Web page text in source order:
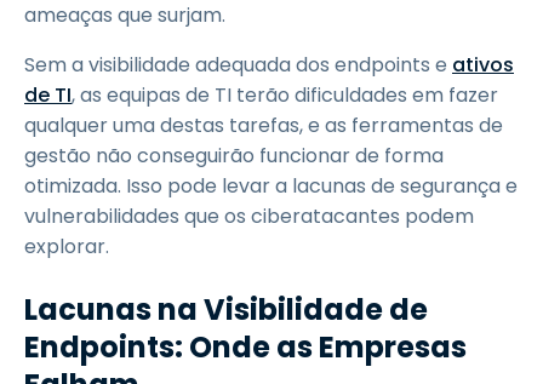
ameaças que surjam.
Sem a visibilidade adequada dos endpoints e ativos
de TI, as equipas de TI terão dificuldades em fazer
qualquer uma destas tarefas, e as ferramentas de
gestão não conseguirão funcionar de forma
otimizada. Isso pode levar a lacunas de segurança e
vulnerabilidades que os ciberatacantes podem
explorar.
Lacunas na Visibilidade de
Endpoints: Onde as Empresas